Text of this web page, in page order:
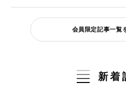
会員限定記事一覧
新着